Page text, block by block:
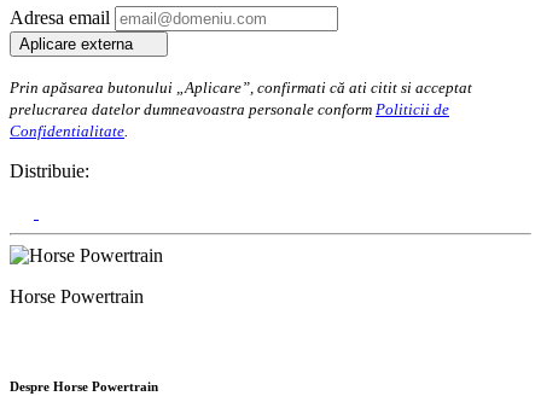
Adresa email
Aplicare externa
Prin apăsarea butonului „Aplicare”, confirmati că ati citit si acceptat
prelucrarea datelor dumneavoastra personale conform Politicii de
Confidentialitate.
Distribuie:
Horse Powertrain
Despre Horse Powertrain